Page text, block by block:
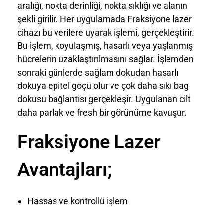
aralığı, nokta derinliği, nokta sıklığı ve alanın
şekli girilir. Her uygulamada Fraksiyone lazer
cihazı bu verilere uyarak işlemi, gerçekleştirir.
Bu işlem, koyulaşmış, hasarlı veya yaşlanmış
hücrelerin uzaklaştırılmasını sağlar. İşlemden
sonraki günlerde sağlam dokudan hasarlı
dokuya epitel göçü olur ve çok daha sıkı bağ
dokusu bağlantısı gerçekleşir. Uygulanan cilt
daha parlak ve fresh bir görünüme kavuşur.
Fraksiyone Lazer
Avantajları;
Hassas ve kontrollü işlem